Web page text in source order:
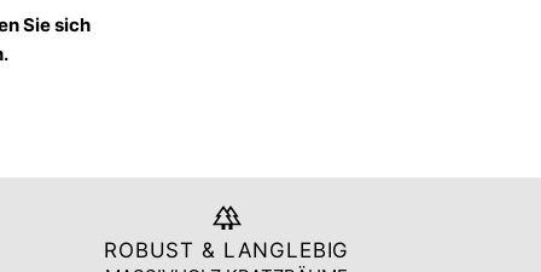
Sie sich
ROBUST & LANGLEBIG